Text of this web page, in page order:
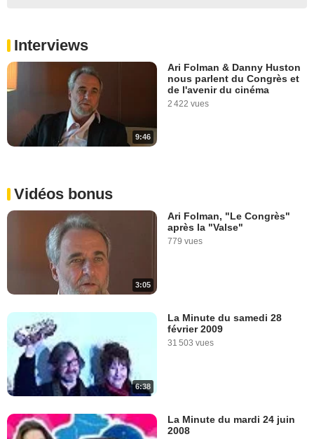
Interviews
9:46
Ari Folman & Danny Huston
nous parlent du Congrès et
de l'avenir du cinéma
2 422 vues
Vidéos bonus
3:05
Ari Folman, "Le Congrès"
après la "Valse"
779 vues
6:38
La Minute du samedi 28
février 2009
31 503 vues
La Minute du mardi 24 juin
2008